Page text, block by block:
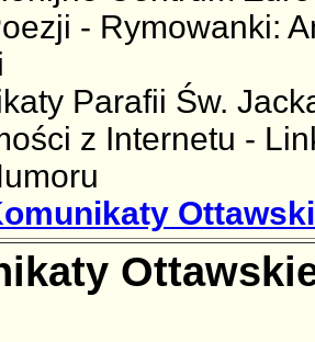
- Rymowanki:
Parafii Św.
z Internetu -